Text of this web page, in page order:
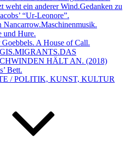
weht ein anderer Wind.Gedanken zu
“Ur-Leonore”.
Nancarrow.Maschinenmusik.
und Hure.
A House of Call.
HÄLT AN. (2018)
Bett.
/ POLITIK, KUNST, KULTUR